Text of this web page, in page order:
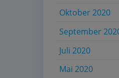
Oktober 2020
September
Juli 2020
Mai 2020